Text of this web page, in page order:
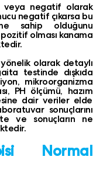
veya negatif olarak
negatif çıkarsa bu
sahip olduğunu
olması kanama
olarak detaylı
testinde dışkıda
mikroorganizma
PH ölçümü, hazım
dair veriler elde
sonuçlarını
ve sonuçların ne
Normal